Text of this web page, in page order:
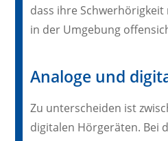
dass ihre
in der Umgebung
Analoge und
Zu unterscheiden ist
digitalen Hörgeräten. Bei